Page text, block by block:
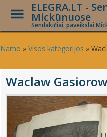
Skip
to
content
ELEGRA.LT -
Mickūnuose
Sendakičiai, paveikslai
Toggle
Menu
Namo » Visos kategorijos »
Waclaw